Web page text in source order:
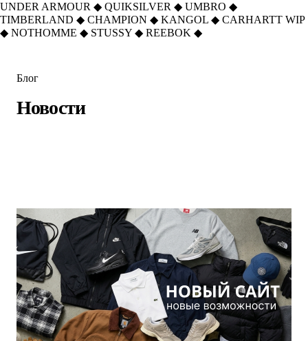
UNDER ARMOUR ◆ QUIKSILVER ◆ UMBRO ◆
TIMBERLAND ◆ CHAMPION ◆ KANGOL ◆ CARHARTT WIP
◆ NOTHOMME ◆ STUSSY ◆ REEBOK ◆
Блог
Новости